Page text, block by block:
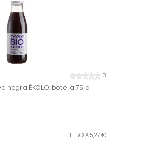
0
negra ÉKOLO, botella 75 cl
1 LITRO A 5,27 €